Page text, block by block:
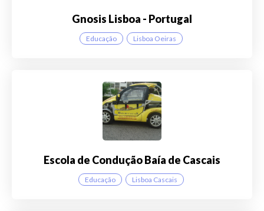
Gnosis Lisboa - Portugal
Educação Lisboa Oeiras
Escola de Condução Baía de Cascais
Educação Lisboa Cascais